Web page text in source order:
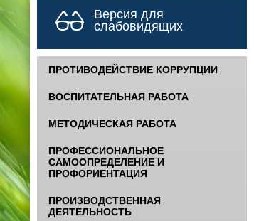
Версия для
слабовидящих
ПРОТИВОДЕЙСТВИЕ КОРРУПЦИИ
ВОСПИТАТЕЛЬНАЯ РАБОТА
МЕТОДИЧЕСКАЯ РАБОТА
ПРОФЕССИОНАЛЬНОЕ
САМООПРЕДЕЛЕНИЕ И
ПРОФОРИЕНТАЦИЯ
ПРОИЗВОДСТВЕННАЯ
ДЕЯТЕЛЬНОСТЬ